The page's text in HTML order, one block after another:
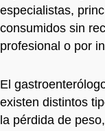
especialistas,
consumidos sin
profesional o por
El
existen distintos
la pérdida de